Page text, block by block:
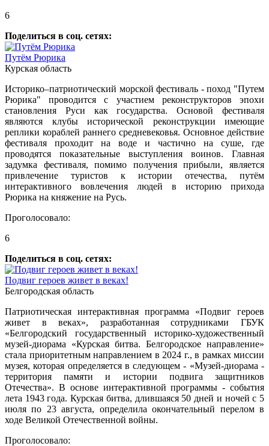
6
Поделиться в соц. сетях:
Путём Рюрика
Курская область
Историко–патриотический морской фестиваль - поход "Путем
Рюрика" проводится с участием реконструкторов эпохи
становления Руси как государства. Основой фестиваля
являются клубы исторической реконструкции имеющие
реплики кораблей раннего средневековья. Основное действие
фестиваля проходит на воде и частично на суше, где
проводятся показательные выступления воинов. Главная
задумка фестиваля, помимо получения прибыли, является
привлечение туристов к истории отечества, путём
интерактивного вовлечения людей в историю прихода
Рюрика на княжение на Русь.
Проголосовало:
6
Поделиться в соц. сетях:
Подвиг героев живет в веках!
Белгородская область
Патриотическая интерактивная программа «Подвиг героев
живет в веках», разработанная сотрудниками ГБУК
«Белгородский государственный историко-художественный
музей-диорама «Курская битва. Белгородское направление»
стала приоритетным направлением в 2024 г., в рамках миссии
музея, которая определяется в следующем - «Музей-диорама -
территория памяти и истории подвига защитников
Отечества». В основе интерактивной программы - события
лета 1943 года. Курская битва, длившаяся 50 дней и ночей с 5
июля по 23 августа, определила окончательный перелом в
ходе Великой Отечественной войны.
Проголосовало: